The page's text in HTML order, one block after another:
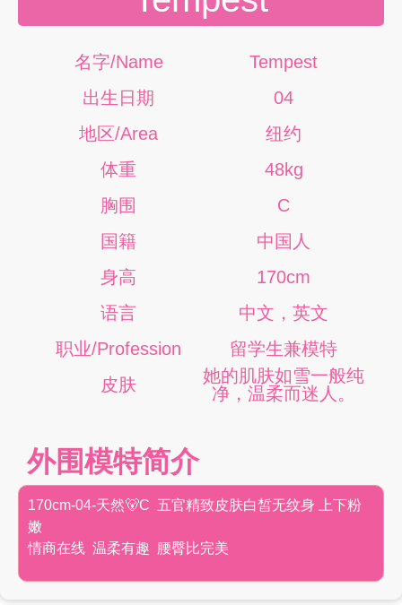
名字/Name
Tempest
出生日期
04
地区/Area
纽约
体重
48kg
胸围
C
国籍
中国人
身高
170cm
语言
中文，英文
职业/Profession
留学生兼模特
皮肤
她的肌肤如雪一般纯
净，温柔而迷人。
外围模特简介
170cm-04-天然🐻C 五官精致皮肤白皙无纹身 上下粉
嫩
情商在线 温柔有趣 腰臀比完美